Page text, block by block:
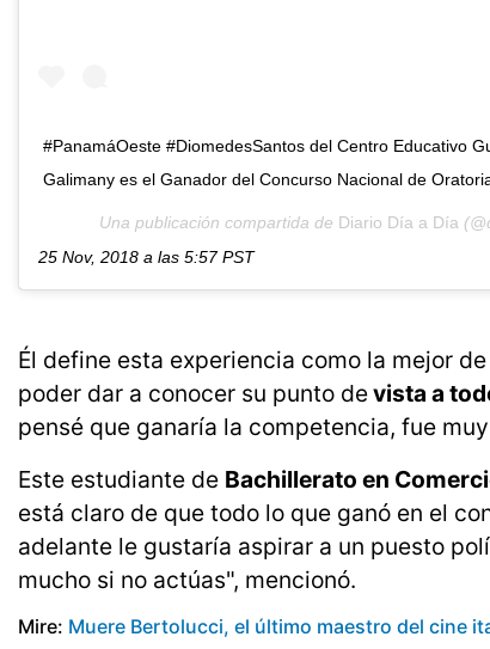
#PanamáOeste #DiomedesSantos del Centro Educativo
Galimany es el Ganador del Concurso Nacional de
Una publicación compartida de Diario Día a Día
25 Nov, 2018 a las 5:57 PST
Él define esta experiencia como la mejor
poder dar a conocer su punto devista a
pensé que ganaría la competencia, fue
Este estudiante de Bachillerato en
está claro de que todo lo que ganó en el
adelante le gustaría aspirar a un puesto
mucho si no actúas", mencionó.
Mire: Muere Bertolucci, el último maestro del cine